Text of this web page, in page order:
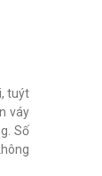
tuýt
váy
Số